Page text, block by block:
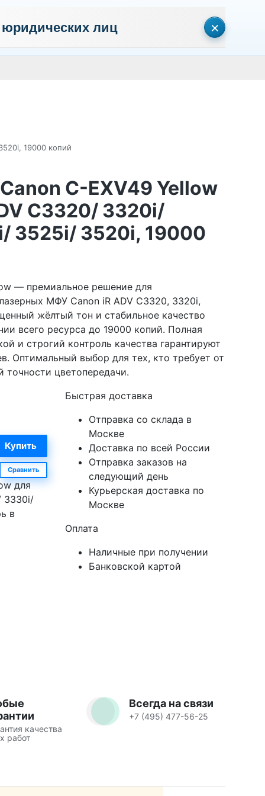
лиц ×
19000 копий
C-EXV49 Yellow
C3320/ 3320i/
3525i/ 3520i, 19000
— премиальное решение для
МФУ Canon iR ADV C3320, 3320i,
жёлтый тон и стабильное качество
всего ресурса до 19000 копий. Полная
и строгий контроль качества гарантируют
Оптимальный выбор для тех, кто требует от
цветопередачи.
Сравнить
для
3330i/
в
Быстрая доставка
Отправка со склада в
Москве
Доставка по всей России
Отправка заказов на
следующий день
Курьерская доставка по
Москве
Оплата
Наличные при получении
Банковской картой
качества
работ
Всегда на связи
+7 (495) 477-56-25